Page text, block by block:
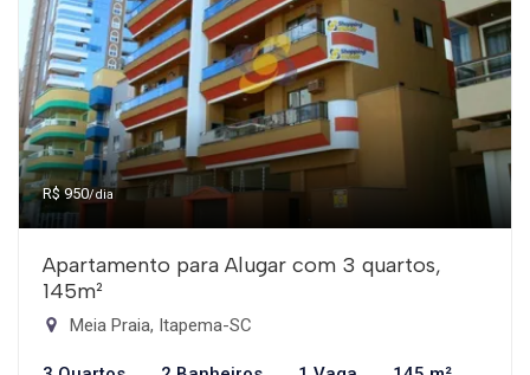
R$ 950/dia
Apartamento para Alugar com 3 quartos,
145m²
Meia Praia, Itapema-SC